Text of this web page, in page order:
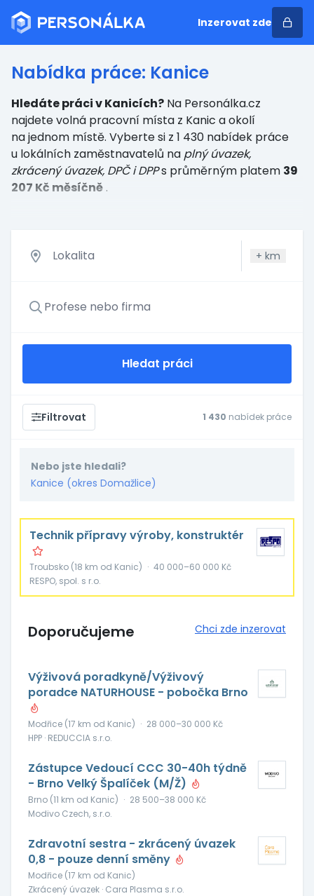
Inzerovat zde
Nabídka práce: Kanice
Hledáte práci v Kanicích? Na Personálka.cz
najdete volná pracovní místa z Kanic a okolí
na jednom místě. Vyberte si z 1 430 nabídek práce
u lokálních zaměstnavatelů na plný úvazek,
zkrácený úvazek, DPČ i DPPs průměrným platem 39
207 Kč měsíčně .
+ km
Hledat práci
Filtrovat 1 430 nabídek práce
Nebo jste hledali?
Kanice (okres Domažlice)
Technik přípravy výroby, konstruktér
Troubsko (18 km od Kanic) · 40 000–60 000 Kč
RESPO, spol. s r.o.
Doporučujeme Chci zde inzerovat
Výživová poradkyně/Výživový
poradce NATURHOUSE - pobočka Brno
Modřice (17 km od Kanic) · 28 000–30 000 Kč
HPP · REDUCCIA s.r.o.
Zástupce Vedoucí CCC 30-40h týdně
- Brno Velký Špalíček (M/Ž)
Brno (11 km od Kanic) · 28 500–38 000 Kč
Modivo Czech, s.r.o.
Zdravotní sestra - zkrácený úvazek
0,8 - pouze denní směny
Modřice (17 km od Kanic)
Zkrácený úvazek · Cara Plasma s.r.o.